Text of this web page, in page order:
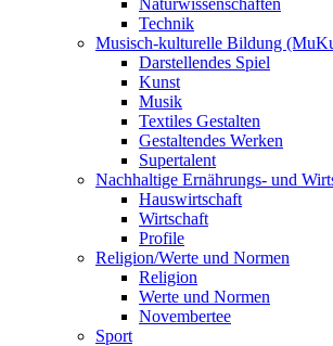
Naturwissenschaften
Technik
Musisch-kulturelle Bildung
Darstellendes Spiel
Kunst
Musik
Textiles Gestalten
Gestaltendes Werken
Supertalent
Nachhaltige Ernährungs- und
Hauswirtschaft
Wirtschaft
Profile
Religion/Werte und Normen
Religion
Werte und Normen
Novembertee
Sport